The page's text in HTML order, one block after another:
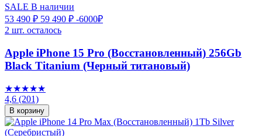
SALE В наличии
53 490 ₽ 59 490 ₽ -6000₽
2 шт. осталось
Apple iPhone 15 Pro (Восстановленный) 256Gb
Black Titanium (Черный титановый)
★★★★★
4,6 (201)
В корзину